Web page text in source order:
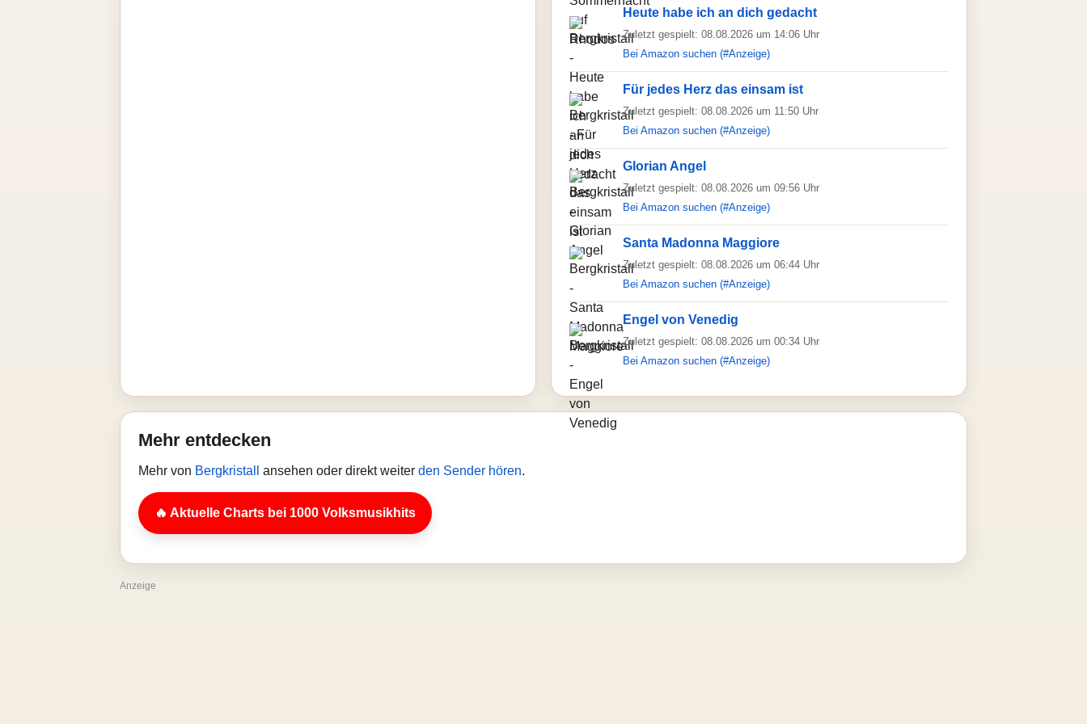
Heute habe ich an dich gedacht
Zuletzt gespielt: 08.08.2026 um 14:06 Uhr
Bei Amazon suchen (#Anzeige)
Für jedes Herz das einsam ist
Zuletzt gespielt: 08.08.2026 um 11:50 Uhr
Bei Amazon suchen (#Anzeige)
Glorian Angel
Zuletzt gespielt: 08.08.2026 um 09:56 Uhr
Bei Amazon suchen (#Anzeige)
Santa Madonna Maggiore
Zuletzt gespielt: 08.08.2026 um 06:44 Uhr
Bei Amazon suchen (#Anzeige)
Engel von Venedig
Zuletzt gespielt: 08.08.2026 um 00:34 Uhr
Bei Amazon suchen (#Anzeige)
Mehr entdecken
Mehr von Bergkristall ansehen oder direkt weiter den Sender hören.
🔥 Aktuelle Charts bei 1000 Volksmusikhits
Anzeige